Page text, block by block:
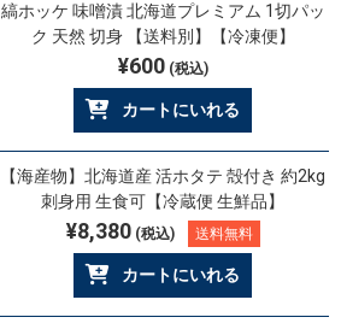
縞ホッケ 味噌漬 北海道プレミアム 1切パッ
ク 天然 切身 【送料別】【冷凍便】
¥600(税込)
カートにいれる
【海産物】北海道産 活ホタテ 殻付き 約2kg
刺身用 生食可【冷蔵便 生鮮品】
¥8,380(税込) 送料無料
カートにいれる